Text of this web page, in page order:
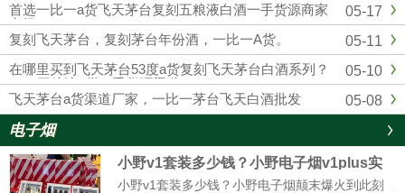
05-17
首选一比一a货飞天茅台复刻五粮液白酒一手货源商家
市场
05-11
复刻飞天茅台，复刻茅台年份酒，一比一A货。
05-10
在哪里买到飞天茅台53度a货复刻飞天茅台白酒系列？
1：1五粮液a货一手货源渠道
05-08
飞天茅台a货渠道厂家，一比一茅台飞天白酒批发
电子烟
小野v1套装多少钱？小野电子烟v1plus实
体店售价
小野v1套装多少钱？小野电子烟颠末爆火到此刻